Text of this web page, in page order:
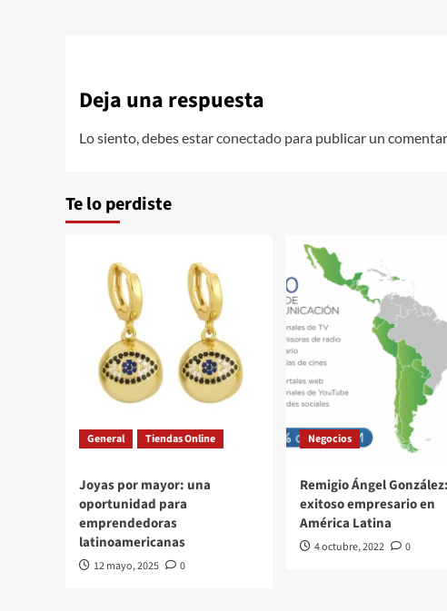
Deja una respuesta
Lo siento, debes estarconectado para publicar un
Te lo perdiste
General Tiendas Online
Joyas por mayor: una
oportunidad para
emprendedoras
latinoamericanas
12 mayo, 2025 0
Negocios
Remigio Ángel
exitoso empresario en
América Latina
4 octubre, 2022 0